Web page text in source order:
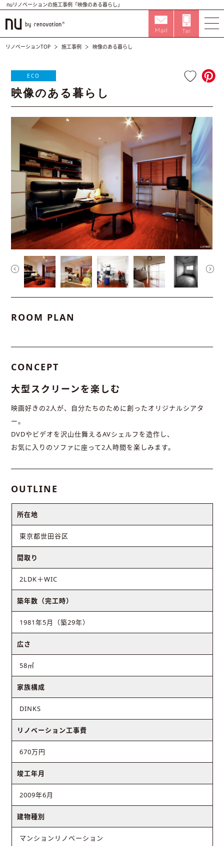
nuリノベーションの施工事例「映像のある暮らし」
リノベーションTOP 施工事例 映像のある暮らし
ECO
映像のある暮らし
ROOM PLAN
CONCEPT
大型スクリーンを楽しむ
映画好きの2人が、自分たちのために創ったオリジナルシアタ
ー。
DVDやビデオを沢山仕舞えるAVシェルフを造作し、
お気に入りのソファに座って2人時間を楽しみます。
OUTLINE
所在地
東京都世田谷区
間取り
2LDK＋WIC
築年数（完工時）
1981年5月（築29年）
広さ
58㎡
家族構成
DINKS
リノベーション工事費
670万円
竣工年月
2009年6月
建物種別
マンションリノベーション